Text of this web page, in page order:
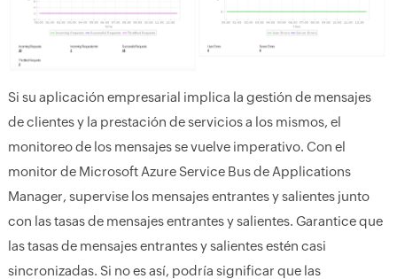
Si su aplicación empresarial implica la gestión de mensajes
de clientes y la prestación de servicios a los mismos, el
monitoreo de los mensajes se vuelve imperativo. Con el
monitor de Microsoft Azure Service Bus de Applications
Manager, supervise los mensajes entrantes y salientes junto
con las tasas de mensajes entrantes y salientes. Garantice que
las tasas de mensajes entrantes y salientes estén casi
sincronizadas. Si no es así, podría significar que las